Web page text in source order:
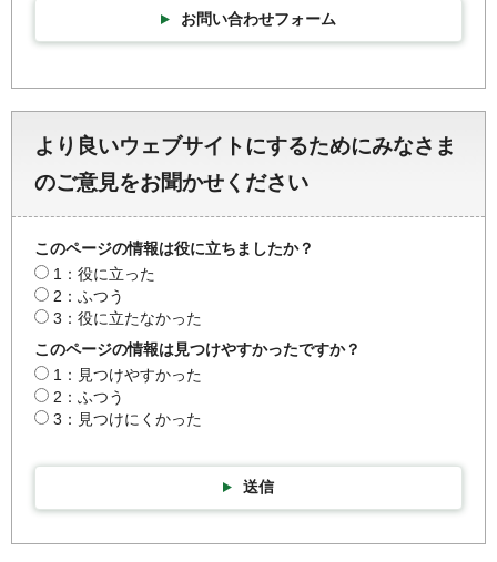
お問い合わせフォーム
より良いウェブサイトにするためにみなさま
のご意見をお聞かせください
このページの情報は役に立ちましたか？
1：役に立った
2：ふつう
3：役に立たなかった
このページの情報は見つけやすかったですか？
1：見つけやすかった
2：ふつう
3：見つけにくかった
送信